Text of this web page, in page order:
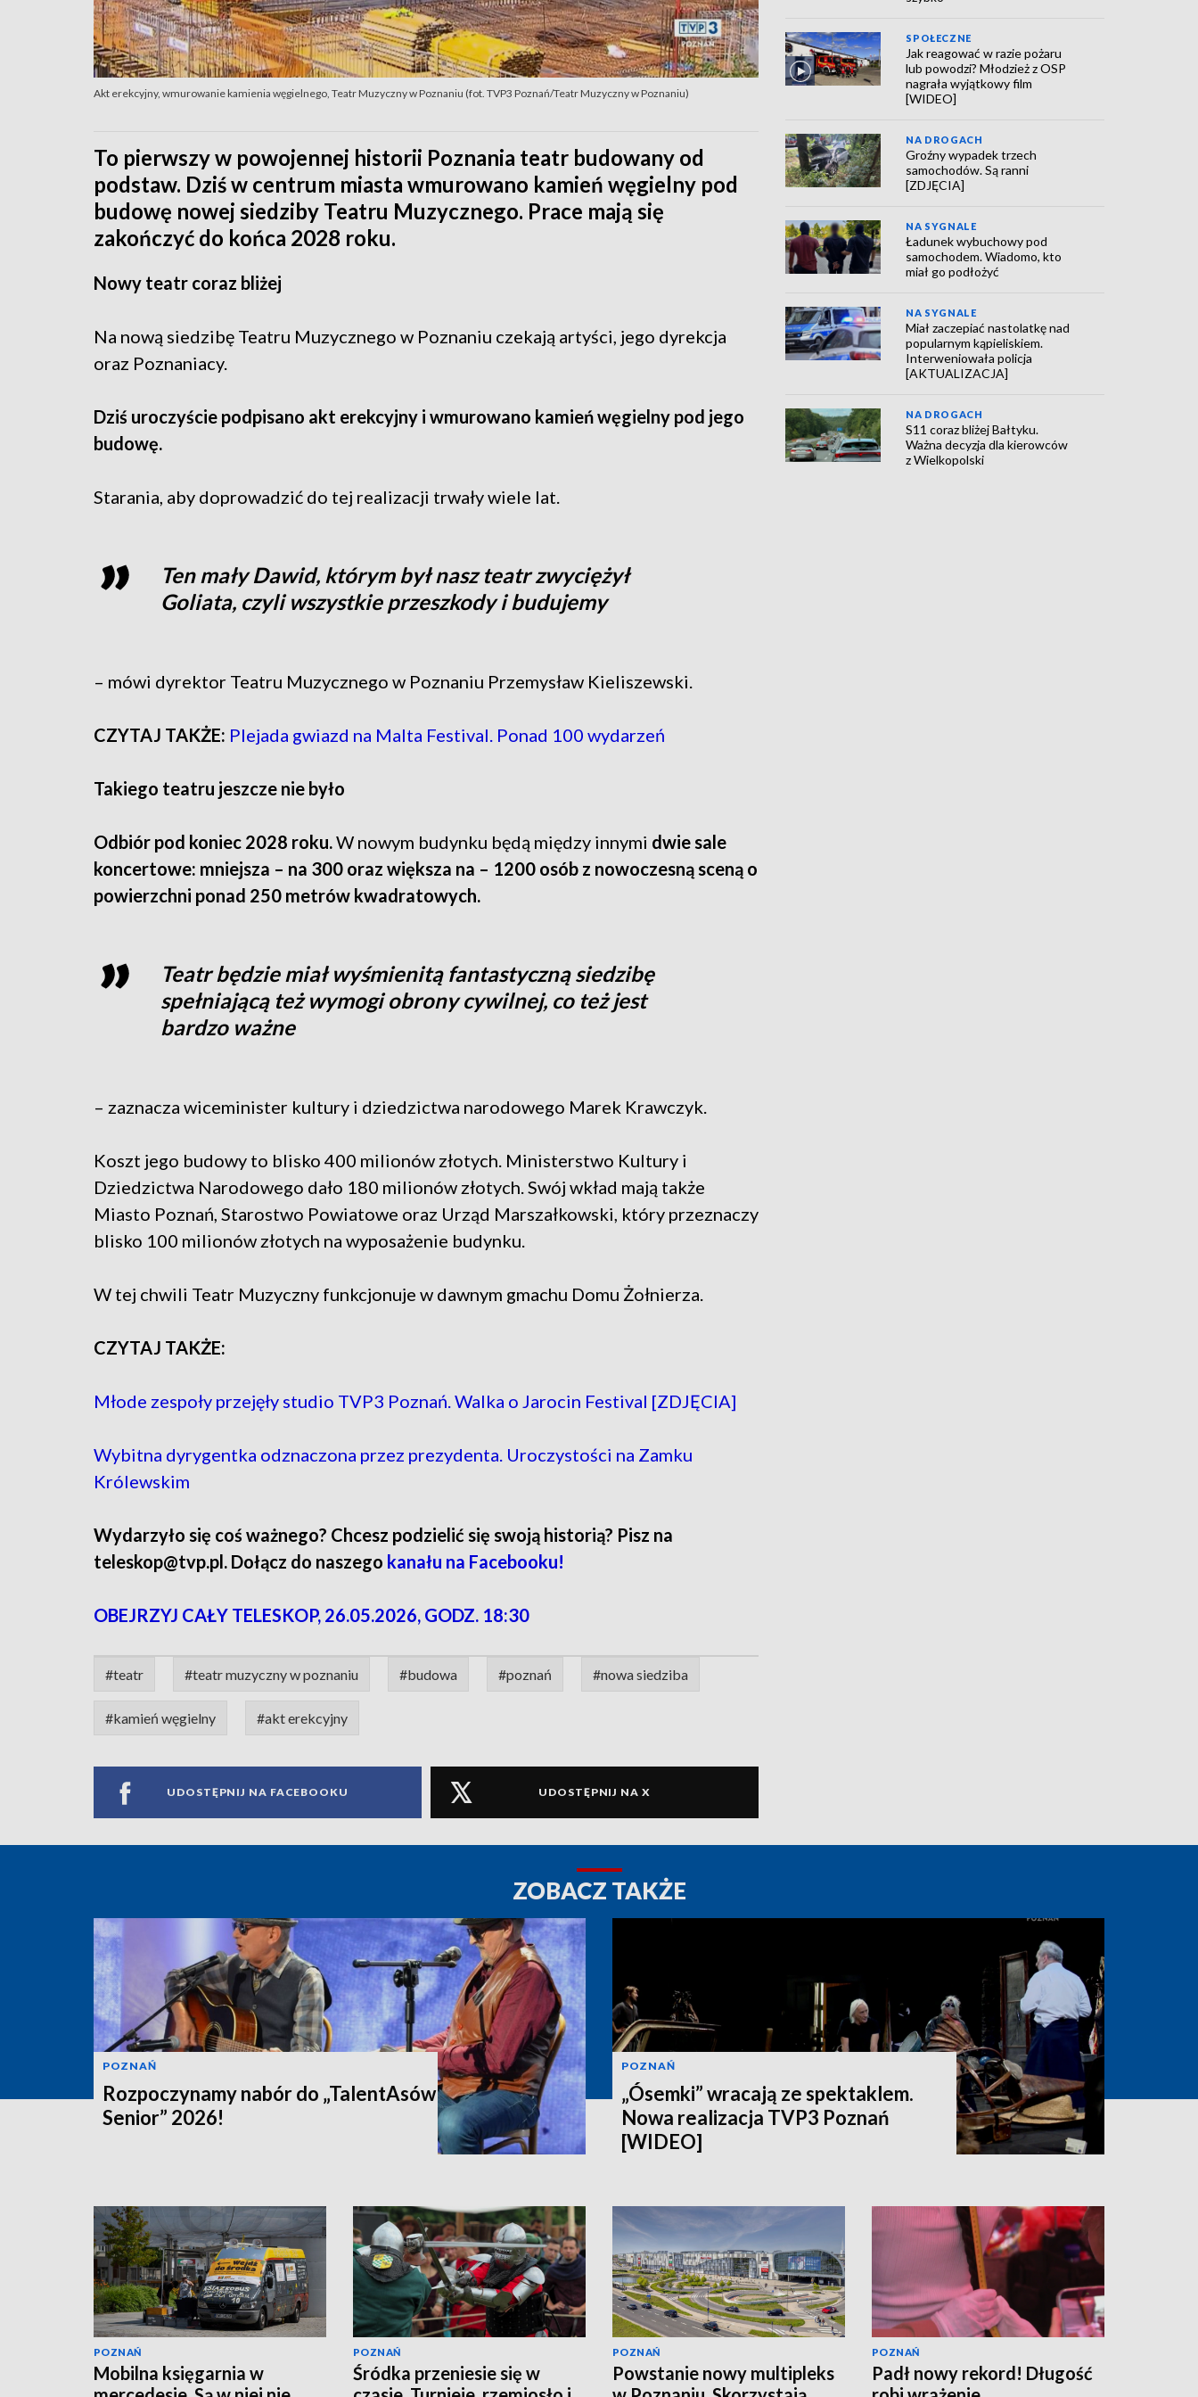
Akt erekcyjny, wmurowanie kamienia węgielnego, Teatr Muzyczny w Poznaniu (fot. TVP3 Poznań/Teatr Muzyczny w Poznaniu)
To pierwszy w powojennej historii Poznania teatr budowany od
podstaw. Dziś w centrum miasta wmurowano kamień węgielny pod
budowę nowej siedziby Teatru Muzycznego. Prace mają się
zakończyć do końca 2028 roku.
Nowy teatr coraz bliżej
Na nową siedzibę Teatru Muzycznego w Poznaniu czekają artyści, jego dyrekcja
oraz Poznaniacy.
Dziś uroczyście podpisano akt erekcyjny i wmurowano kamień węgielny pod jego
budowę.
Starania, aby doprowadzić do tej realizacji trwały wiele lat.
Ten mały Dawid, którym był nasz teatr zwyciężył
Goliata, czyli wszystkie przeszkody i budujemy
– mówi dyrektor Teatru Muzycznego w Poznaniu Przemysław Kieliszewski.
CZYTAJ TAKŻE: Plejada gwiazd na Malta Festival. Ponad 100 wydarzeń
Takiego teatru jeszcze nie było
Odbiór pod koniec 2028 roku.W nowym budynku będą między innymi dwie sale
koncertowe: mniejsza – na 300 oraz większa na – 1200 osób z nowoczesną sceną o
powierzchni ponad 250 metrów kwadratowych.
Teatr będzie miał wyśmienitą fantastyczną siedzibę
spełniającą też wymogi obrony cywilnej, co też jest
bardzo ważne
– zaznacza wiceminister kultury i dziedzictwa narodowego Marek Krawczyk.
Koszt jego budowy to blisko 400 milionów złotych. Ministerstwo Kultury i
Dziedzictwa Narodowego dało 180 milionów złotych. Swój wkład mają także
Miasto Poznań, Starostwo Powiatowe oraz Urząd Marszałkowski, który przeznaczy
blisko 100 milionów złotych na wyposażenie budynku.
W tej chwili Teatr Muzyczny funkcjonuje w dawnym gmachu Domu Żołnierza.
CZYTAJ TAKŻE:
Młode zespoły przejęły studio TVP3 Poznań. Walka o Jarocin Festival [ZDJĘCIA]
Wybitna dyrygentka odznaczona przez prezydenta. Uroczystości na Zamku
Królewskim
Wydarzyło się coś ważnego? Chcesz podzielić się swoją historią? Pisz na
teleskop@tvp.pl. Dołącz do naszego kanału na Facebooku!
OBEJRZYJ CAŁY TELESKOP, 26.05.2026, GODZ. 18:30
#teatr #teatr muzyczny w poznaniu #budowa #poznań #nowa siedziba
#kamień węgielny #akt erekcyjny
UDOSTĘPNIJ NA FACEBOOKU UDOSTĘPNIJ NA X
SPOŁECZNE
Jak reagować w razie pożaru
lub powodzi? Młodzież z OSP
nagrała wyjątkowy film
[WIDEO]
NA DROGACH
Groźny wypadek trzech
samochodów. Są ranni
[ZDJĘCIA]
NA SYGNALE
Ładunek wybuchowy pod
samochodem. Wiadomo, kto
miał go podłożyć
NA SYGNALE
Miał zaczepiać nastolatkę nad
popularnym kąpieliskiem.
Interweniowała policja
[AKTUALIZACJA]
NA DROGACH
S11 coraz bliżej Bałtyku.
Ważna decyzja dla kierowców
z Wielkopolski
ZOBACZ TAKŻE
POZNAŃ
Rozpoczynamy nabór do „TalentAsów
Senior” 2026!
POZNAŃ
„Ósemki” wracają ze spektaklem.
Nowa realizacja TVP3 Poznań
[WIDEO]
POZNAŃ
Mobilna księgarnia w
POZNAŃ
Śródka przeniesie się w
POZNAŃ
Powstanie nowy multipleks
POZNAŃ
Padł nowy rekord! Długość